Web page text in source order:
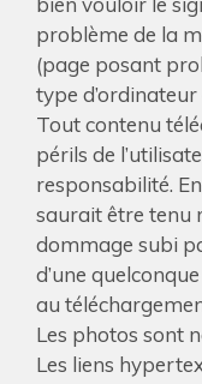
problème de la
(page posant
type
Tout contenu
périls de
responsabilité.
saurait être tenu
dommage subi
d’une
au
Les photos sont
Les liens